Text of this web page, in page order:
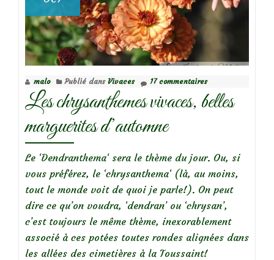
malo Publié dans Vivaces 17 commentaires
Les chrysanthemes vivaces, belles
marguerites d’automne
Le ‘Dendranthema‘ sera le thème du jour. Ou, si
vous préférez, le ‘chrysanthema‘ (là, au moins,
tout le monde voit de quoi je parle!). On peut
dire ce qu’on voudra, ‘dendran’ ou ‘chrysan’,
c’est toujours le même thème, inexorablement
associé à ces potées toutes rondes alignées dans
les allées des cimetières à la Toussaint!